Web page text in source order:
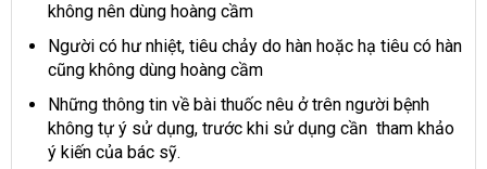
không nên dùng hoàng cầm
Người có hư nhiệt, tiêu chảy do hàn hoặc hạ tiêu có hàn
cũng không dùng hoàng cầm
Những thông tin về bài thuốc nêu ở trên người bệnh
không tự ý sử dụng, trước khi sử dụng cần tham khảo
ý kiến của bác sỹ.